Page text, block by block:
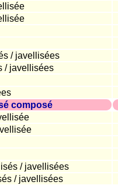
/ javellisées
/ javellisées
composé
/ javellisées
/ javellisées